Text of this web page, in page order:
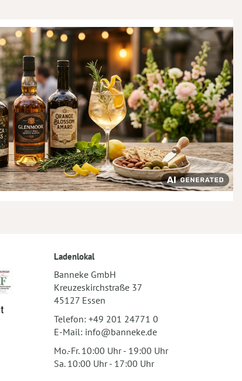
Ladenlokal
Banneke GmbH
Kreuzeskirchstraße 37
45127 Essen
Telefon: +49 201 24771 0
E-Mail: info@banneke.de
Mo.-Fr. 10:00 Uhr - 19:00 Uhr
Sa. 10:00 Uhr - 17:00 Uhr